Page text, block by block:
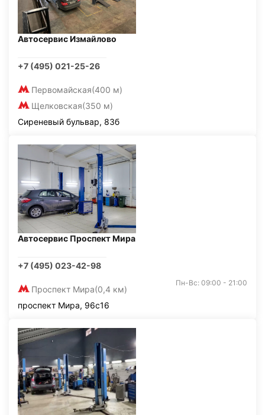
Автосервис Измайлово
+7 (495) 021-25-26
Первомайская(400 м)
Щелковская(350 м)
Сиреневый бульвар, 83б
Автосервис Проспект Мира
+7 (495) 023-42-98
Проспект Мира(0,4 км)
Пн-Вс: 09:00 - 21:00
проспект Мира, 96с16